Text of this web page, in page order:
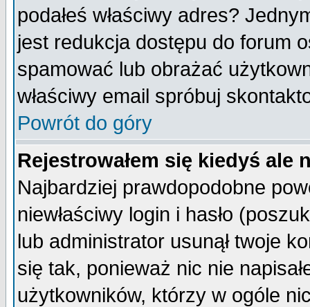
podałeś właściwy adres?
jest redukcja dostępu do forum
spamować lub obrażać
właściwy email spróbuj
Powrót do góry
Rejestrowałem się kiedyś ale
Najbardziej prawdopodobne
niewłaściwy login i hasło
lub administrator usunął twoje
się tak, ponieważ nic nie
użytkowników, którzy w ogóle